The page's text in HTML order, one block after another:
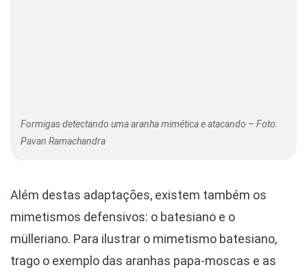
Formigas detectando uma aranha mimética e atacando – Foto:
Pavan Ramachandra
Além destas adaptações, existem também os
mimetismos defensivos: o batesiano e o
mülleriano. Para ilustrar o mimetismo batesiano,
trago o exemplo das aranhas papa-moscas e as